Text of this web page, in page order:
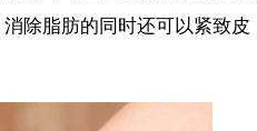
除脂肪的同时还可以紧致皮